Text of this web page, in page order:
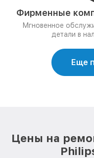
Фирменные
Мгновенное
детали в
Еще
Цены на